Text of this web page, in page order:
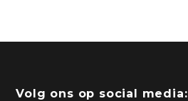
Volg ons op social media: